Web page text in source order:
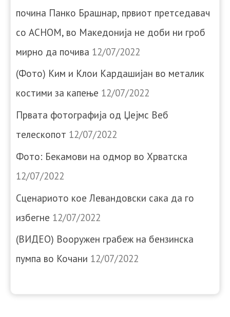
почина Панко Брашнар, првиот претседавач
со АСНОМ, во Македонија не доби ни гроб
мирно да почива 12/07/2022
(Фото) Ким и Клои Кардашијан во металик
костими за капење 12/07/2022
Првата фотографија од Џејмс Веб
телескопот 12/07/2022
Фото: Бекамови на одмор во Хрватска
12/07/2022
Сценариото кое Левандовски сака да го
избегне 12/07/2022
(ВИДЕО) Вооружен грабеж на бензинска
пумпа во Кочани 12/07/2022